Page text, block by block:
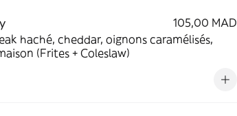
105,00 MAD
haché, cheddar, oignons caramélisés,
(Frites + Coleslaw)